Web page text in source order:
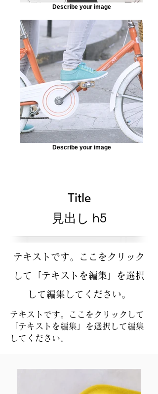
Describe your image
Describe your image
Title
見出し h5
テキストです。ここをクリック
して「テキストを編集」を選択
して編集してください。
テキストです。ここをクリックして
「テキストを編集」を選択して編集
してください。